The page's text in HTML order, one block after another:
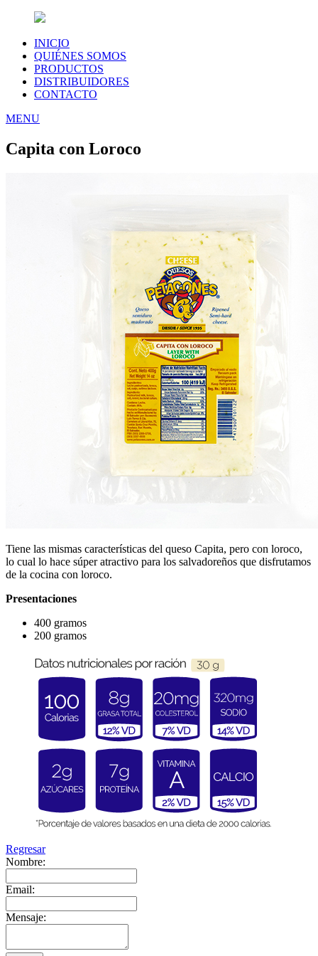
INICIO
QUIÉNES SOMOS
PRODUCTOS
DISTRIBUIDORES
CONTACTO
MENU
Capita con Loroco
Tiene las mismas características del queso Capita, pero con loroco,
lo cual lo hace súper atractivo para los salvadoreños que disfrutamos
de la cocina con loroco.
Presentaciones
400 gramos
200 gramos
Regresar
Nombre:
Email:
Mensaje: